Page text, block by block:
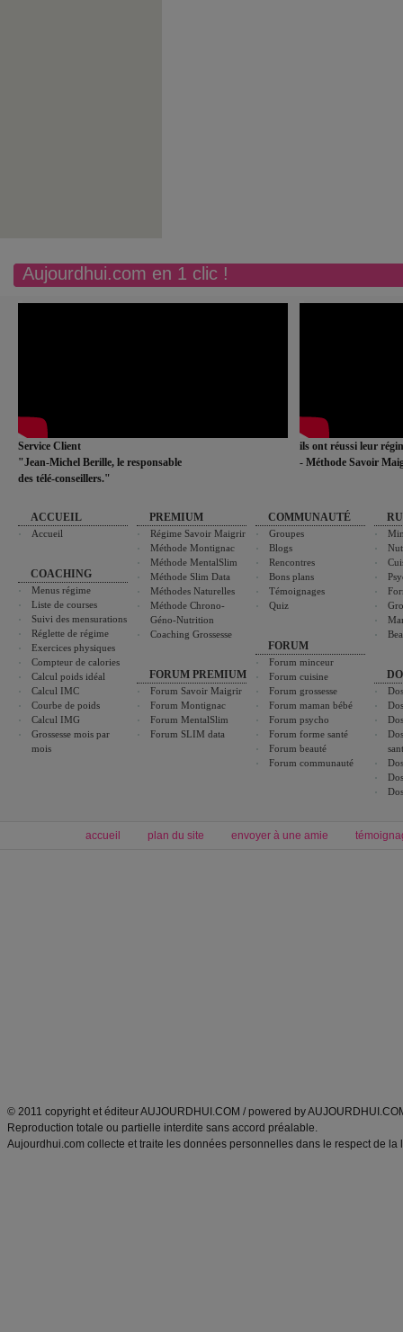
Aujourdhui.com en 1 clic !
Service Client
"Jean-Michel Berille, le responsable
des télé-conseillers."
ils ont réussi leur
- Méthode Savoir
ACCUEIL
Accueil
COACHING
Menus régime
Liste de courses
Suivi des mensurations
Réglette de régime
Exercices physiques
Compteur de calories
Calcul poids idéal
Calcul IMC
Courbe de poids
Calcul IMG
Grossesse mois par
mois
PREMIUM
Régime Savoir Maigrir
Méthode Montignac
Méthode MentalSlim
Méthode Slim Data
Méthodes Naturelles
Méthode Chrono-
Géno-Nutrition
Coaching Grossesse
FORUM PREMIUM
Forum Savoir Maigrir
Forum Montignac
Forum MentalSlim
Forum SLIM data
COMMUNAUTÉ
Groupes
Blogs
Rencontres
Bons plans
Témoignages
Quiz
FORUM
Forum minceur
Forum cuisine
Forum grossesse
Forum maman bébé
Forum psycho
Forum forme santé
Forum beauté
Forum communauté
accueil plan du site envoyer à une amie
© 2011 copyright et éditeur AUJOURDHUI.COM / powered by
Reproduction totale ou partielle interdite sans accord préalable.
Aujourdhui.com collecte et traite les données personnelles dans le respect de